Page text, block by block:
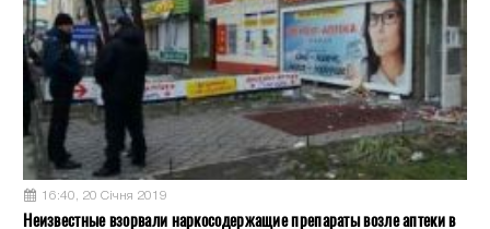
16:40, 20 Січня 2019
Неизвестные взорвали наркосодержащие препараты возле аптеки в